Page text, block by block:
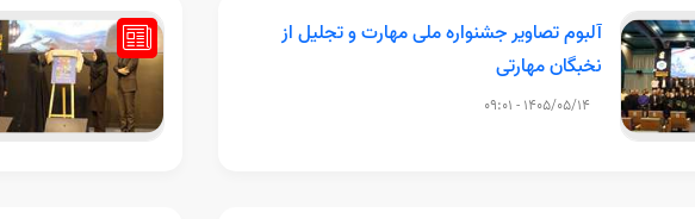
آلبوم تصاویر جشنواره ملی مهارت و تجلیل از
نخبگان مهارتی
1405/05/14 - 09:01